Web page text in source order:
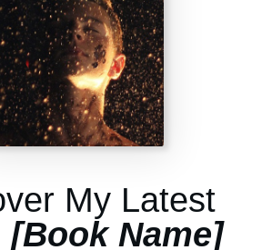
My Latest
[Book Name]